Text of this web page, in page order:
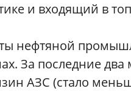
и входящий в
нефтяной
За последние два
АЗС (стало